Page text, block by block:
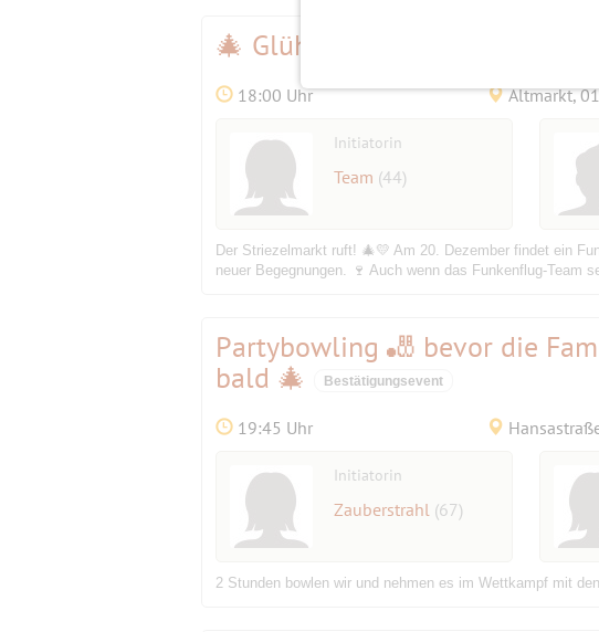
🎄 Glühweintreff am Dresdner
18:00 Uhr Altmarkt,
Initiatorin
Team (44)
Der Striezelmarkt ruft! 🎄💛 Am 20. Dezember findet ein
neuer Begegnungen. 🍷 Auch wenn das Funkenflug-Team
Partybowling 🎳 bevor die
bald 🎄
Bestätigungsevent
19:45 Uhr
Initiatorin
Zauberstrahl (67)
2 Stunden bowlen wir und nehmen es im Wettkampf mit